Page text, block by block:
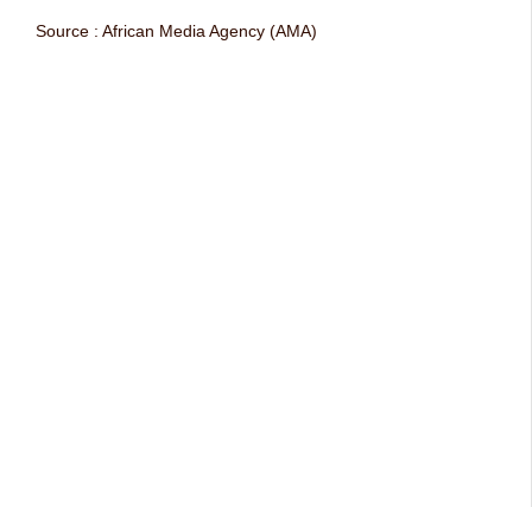
Source : African Media Agency (AMA)